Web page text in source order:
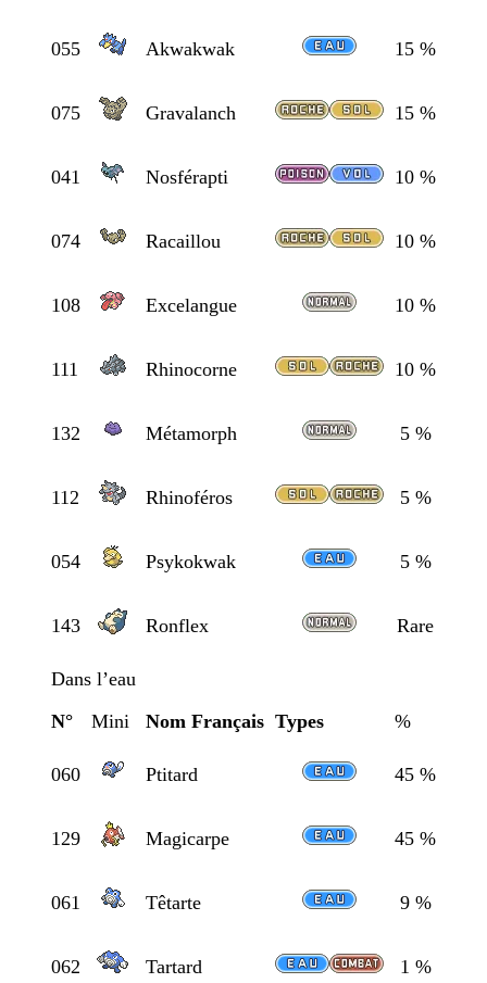
055 Akwakwak 15 %
075 Gravalanch 15 %
041 Nosférapti 10 %
074 Racaillou 10 %
108 Excelangue 10 %
111 Rhinocorne 10 %
132 Métamorph 5 %
112 Rhinoféros 5 %
054 Psykokwak 5 %
143 Ronflex Rare
Dans l’eau
N°
Mini Nom Français Types %
060 Ptitard 45 %
129 Magicarpe 45 %
061 Têtarte 9 %
062 Tartard 1 %